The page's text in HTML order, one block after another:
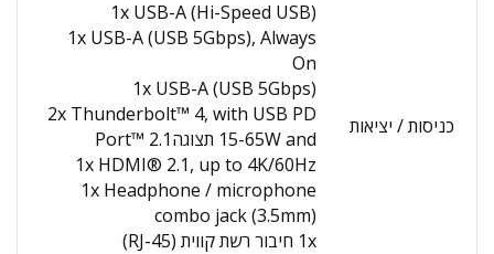
כניסות / יציאות
1x USB-A (Hi-Speed USB)
1x USB-A (USB 5Gbps), Always
On
1x USB-A (USB 5Gbps)
2x Thunderbolt™ 4, with USB PD
15-65W and תצוגהPort™ 2.1
1x HDMI® 2.1, up to 4K/60Hz
1x Headphone / microphone
combo jack (3.5mm)
1x חיבור רשת קווית (RJ-45)